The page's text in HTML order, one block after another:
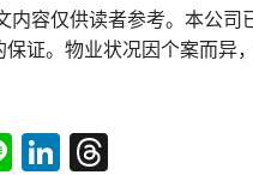
内容仅供读者参考。本公
证。物业状况因个案而异
LineLinkedIn